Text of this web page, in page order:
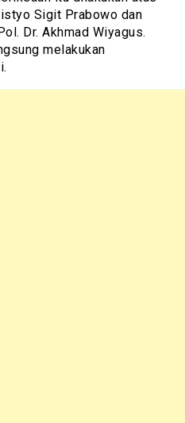
Sigit Prabowo dan
Dr. Akhmad Wiyagus.
melakukan